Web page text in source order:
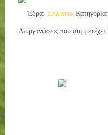
Έδρα: Ελλοπίας Κατηγορία:
Διοργανώσεις που συμμετέχει: